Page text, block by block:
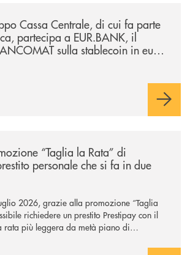
Cassa Centrale, di cui fa parte
partecipa a EUR.BANK, il
sulla stablecoin in euro
“Taglia la Rata” di
personale che si fa in due
2026, grazie alla promozione “Taglia
richiedere un prestito Prestipay con il
rata più leggera da metà piano di